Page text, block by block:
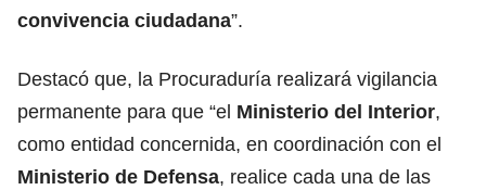
convivencia ciudadana”.
Destacó que, la Procuraduría realizará vigilancia
permanente para que “el Ministerio del Interior,
como entidad concernida, en coordinación con el
Ministerio de Defensa, realice cada una de las